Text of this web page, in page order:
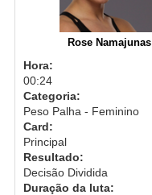
Rose Namajunas
Hora:
00:24
Categoria:
Peso Palha - Feminino
Card:
Principal
Resultado:
Decisão Dividida
Duração da luta: